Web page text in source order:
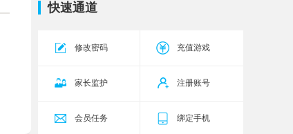
快速通道
修改密码 充值游戏
家长监护 注册账号
会员任务 绑定手机